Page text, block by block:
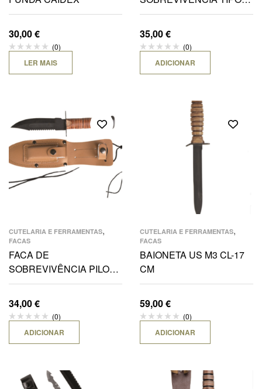
30,00€
(0)
LER MAIS
“FORÇAS ESPECIAIS”
C/FUNDA
35,00€
(0)
ADICIONAR
CUTELARIA E FERRAMENTAS,
FACAS
FACA DE
SOBREVIVÊNCIA PILOTO
12,5 CM
34,00€
(0)
ADICIONAR
CUTELARIA E FERRAMENTAS,
FACAS
BAIONETA US M3 CL-17
CM
59,00€
(0)
ADICIONAR